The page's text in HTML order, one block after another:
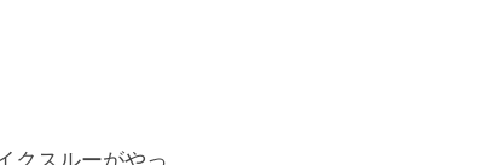
なってしまう